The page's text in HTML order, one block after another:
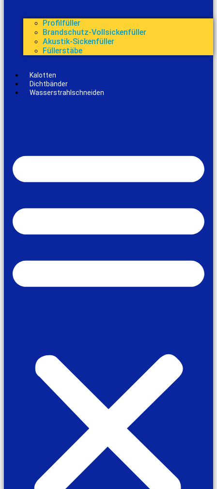
Profilfüller
Brandschutz-Vollsickenfüller
Akustik-Sickenfüller
Füllerstäbe
Kalotten
Dichtbänder
Wasserstrahlschneiden